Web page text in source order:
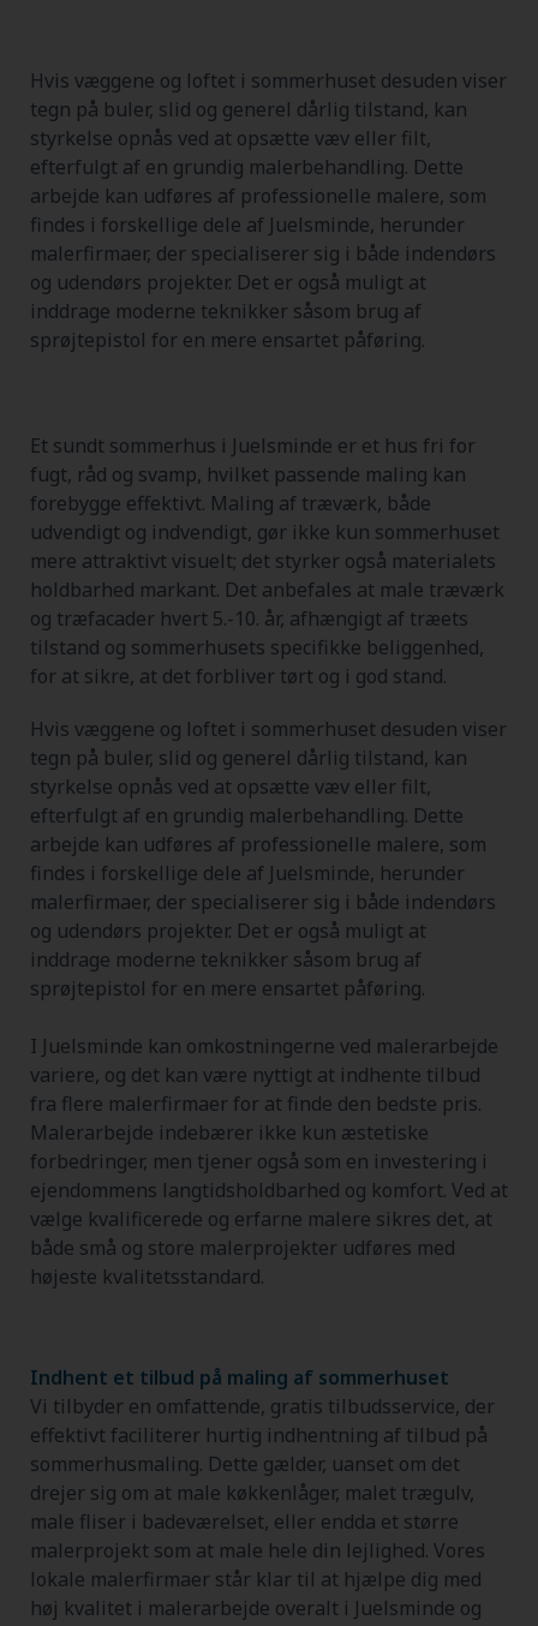
Hvis væggene og loftet i sommerhuset desuden viser
tegn på buler, slid og generel dårlig tilstand, kan
styrkelse opnås ved at opsætte væv eller filt,
efterfulgt af en grundig malerbehandling. Dette
arbejde kan udføres af professionelle malere, som
findes i forskellige dele af Juelsminde, herunder
malerfirmaer, der specialiserer sig i både indendørs
og udendørs projekter. Det er også muligt at
inddrage moderne teknikker såsom brug af
sprøjtepistol for en mere ensartet påføring.
Et sundt sommerhus i Juelsminde er et hus fri for
fugt, råd og svamp, hvilket passende maling kan
forebygge effektivt. Maling af træværk, både
udvendigt og indvendigt, gør ikke kun sommerhuset
mere attraktivt visuelt; det styrker også materialets
holdbarhed markant. Det anbefales at male træværk
og træfacader hvert 5.-10. år, afhængigt af træets
tilstand og sommerhusets specifikke beliggenhed,
for at sikre, at det forbliver tørt og i god stand.
Hvis væggene og loftet i sommerhuset desuden viser
tegn på buler, slid og generel dårlig tilstand, kan
styrkelse opnås ved at opsætte væv eller filt,
efterfulgt af en grundig malerbehandling. Dette
arbejde kan udføres af professionelle malere, som
findes i forskellige dele af Juelsminde, herunder
malerfirmaer, der specialiserer sig i både indendørs
og udendørs projekter. Det er også muligt at
inddrage moderne teknikker såsom brug af
sprøjtepistol for en mere ensartet påføring.
I Juelsminde kan omkostningerne ved malerarbejde
variere, og det kan være nyttigt at indhente tilbud
fra flere malerfirmaer for at finde den bedste pris.
Malerarbejde indebærer ikke kun æstetiske
forbedringer, men tjener også som en investering i
ejendommens langtidsholdbarhed og komfort. Ved at
vælge kvalificerede og erfarne malere sikres det, at
både små og store malerprojekter udføres med
højeste kvalitetsstandard.
Indhent et tilbud på maling af sommerhuset
Vi tilbyder en omfattende, gratis tilbudsservice, der
effektivt faciliterer hurtig indhentning af tilbud på
sommerhusmaling. Dette gælder, uanset om det
drejer sig om at male køkkenlåger, malet trægulv,
male fliser i badeværelset, eller endda et større
malerprojekt som at male hele din lejlighed. Vores
lokale malerfirmaer står klar til at hjælpe dig med
høj kvalitet i malerarbejde overalt i Juelsminde og